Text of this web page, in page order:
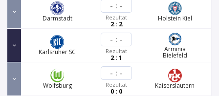
Darmstadt
- : -
Rezultat
2 : 2
Holstein Kiel
Karlsruher SC
- : -
Rezultat
2 : 1
Arminia
Bielefeld
Wolfsburg
- : -
Rezultat
0 : 0
Kaiserslautern